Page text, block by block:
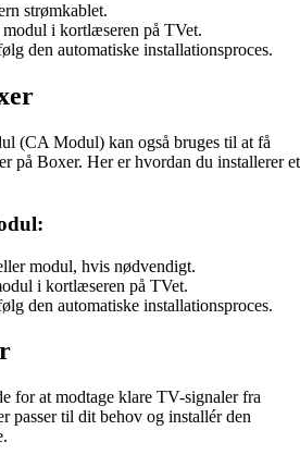
strømkablet.
i kortlæseren på TVet.
den automatiske installationsproces.
(CA Modul) kan også bruges til at få
på Boxer. Her er hvordan du installerer et
modul, hvis nødvendigt.
i kortlæseren på TVet.
den automatiske installationsproces.
for at modtage klare TV-signaler fra
passer til dit behov og installér den